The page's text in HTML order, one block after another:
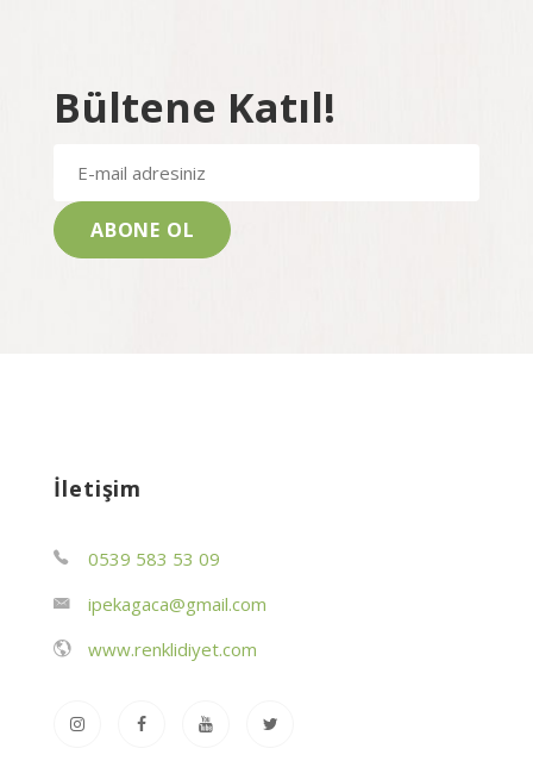
Bültene Katıl!
İletişim
0539 583 53 09
ipekagaca@gmail.com
www.renklidiyet.com